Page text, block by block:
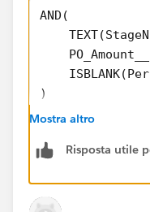
AND(
)
Mostra altro
Risposta utile